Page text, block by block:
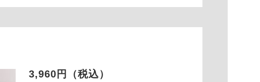
3,960円（税込）